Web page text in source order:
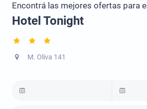
Encontrá las mejores ofertas para el
Hotel Tonight
M. Oliva 141